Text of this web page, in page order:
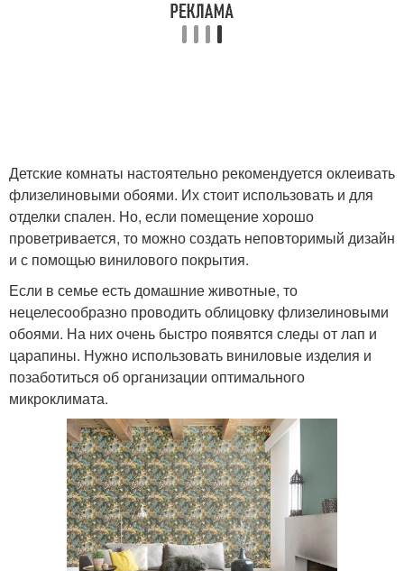
Детские комнаты настоятельно рекомендуется оклеивать
флизелиновыми обоями. Их стоит использовать и для
отделки спален. Но, если помещение хорошо
проветривается, то можно создать неповторимый дизайн
и с помощью винилового покрытия.
Если в семье есть домашние животные, то
нецелесообразно проводить облицовку флизелиновыми
обоями. На них очень быстро появятся следы от лап и
царапины. Нужно использовать виниловые изделия и
позаботиться об организации оптимального
микроклимата.